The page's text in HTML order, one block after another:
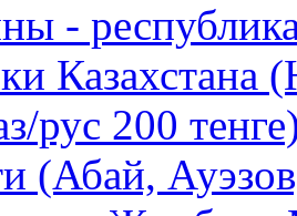
-
Казахстана
рус 200
(Абай,